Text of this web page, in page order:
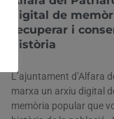
digital de
recuperar i
història
L’ajuntament d’Alfara
marxa un arxiu digital
memòria popular que